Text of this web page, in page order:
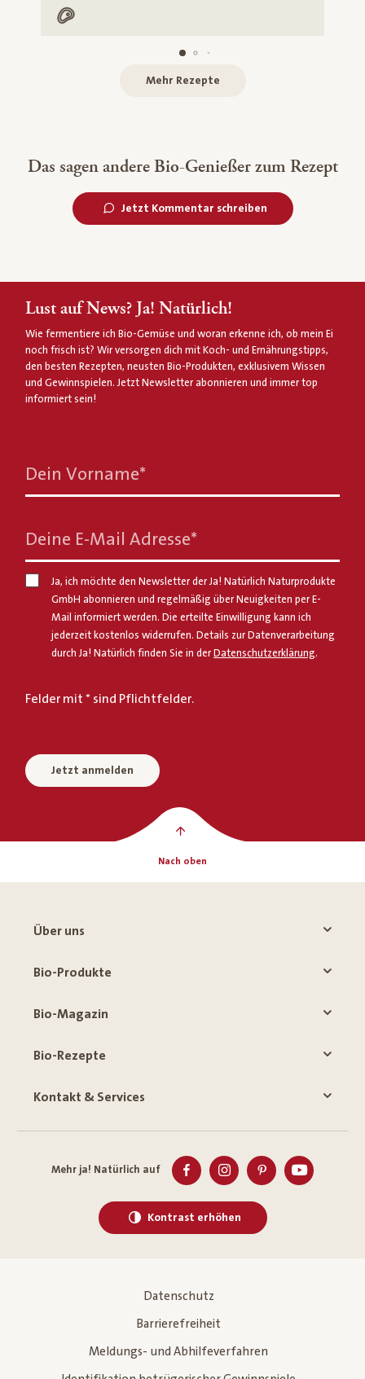
Mit Fleisch
Mehr Rezepte
Das sagen andere Bio-Genießer zum Rezept
Jetzt Kommentar schreiben
Lust auf News? Ja! Natürlich!
Wie fermentiere ich Bio-Gemüse und woran erkenne ich, ob mein Ei
noch frisch ist? Wir versorgen dich mit Koch- und Ernährungstipps,
den besten Rezepten, neusten Bio-Produkten, exklusivem Wissen
und Gewinnspielen. Jetzt Newsletter abonnieren und immer top
informiert sein!
Dein Vorname*
Deine E-Mail Adresse*
Ja, ich möchte den Newsletter der Ja! Natürlich Naturprodukte
GmbH abonnieren und regelmäßig über Neuigkeiten per E-
Mail informiert werden. Die erteilte Einwilligung kann ich
jederzeit kostenlos widerrufen. Details zur Datenverarbeitung
durch Ja! Natürlich finden Sie in derDatenschutzerklärung.
Felder mit * sind Pflichtfelder.
Jetzt anmelden
Nach oben
Über uns
Bio-Produkte
Bio-Magazin
Bio-Rezepte
Kontakt & Services
Mehr ja! Natürlich auf
Kontrast erhöhen
Datenschutz
Barrierefreiheit
Meldungs- und Abhilfeverfahren